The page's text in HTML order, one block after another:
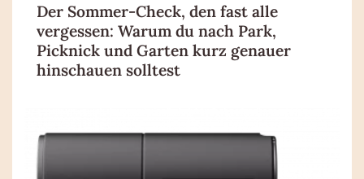
Der Sommer-Check, den fast alle
vergessen: Warum du nach Park,
Picknick und Garten kurz genauer
hinschauen solltest